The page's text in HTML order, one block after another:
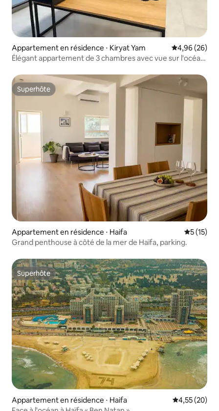
Appartement en résidence ⋅ Kiryat Yam Évaluation
4,96 (26)
Élégant appartement de 3 chambres avec vue sur l'océan
Superhôte
Superhôte
Appartement en résidence ⋅ Haifa
5 (15)
Grand penthouse à côté de la mer de Haïfa, parking.
Superhôte
Superhôte
Appartement en résidence ⋅ Haifa Évaluation
4,55 (20)